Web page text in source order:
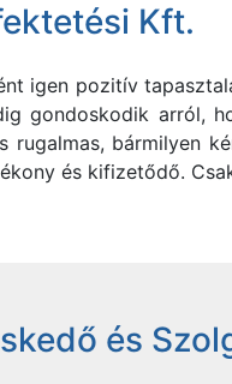
Kft.
igen pozitív
gondoskodik arról,
rugalmas, bármilyen
és kifizetődő.
és